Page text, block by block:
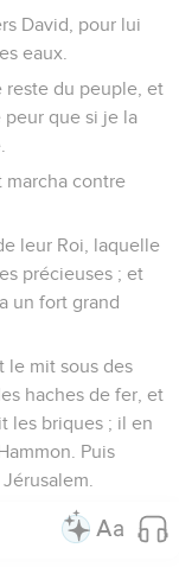
David, pour lui
eaux.
reste du peuple, et
peur que si je la
marcha contre
leur Roi, laquelle
précieuses ; et
un fort grand
le mit sous des
haches de fer, et
les briques ; il en
Puis